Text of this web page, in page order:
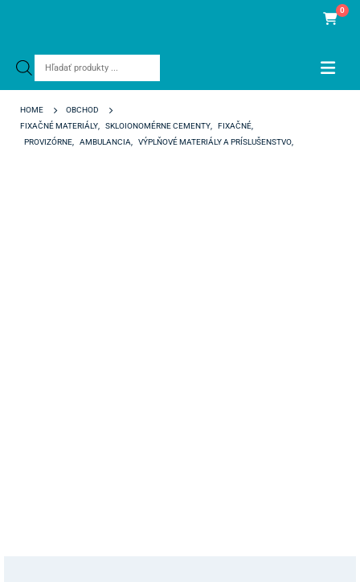
Products
0
HOME
OBCHOD
FIXAČNÉ MATERIÁLY
SKLOIONOMÉRNE CEMENTY FIXAČNÉ
PROVIZÓRNE
AMBULANCIA VÝPLŇOVÉ MATERIÁLY A PRÍSLUŠENSTVO